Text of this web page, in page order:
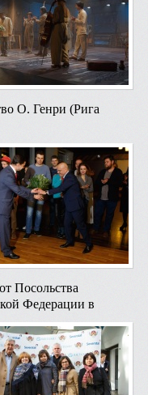
О. Генри (Рига
Посольства
Федерации в